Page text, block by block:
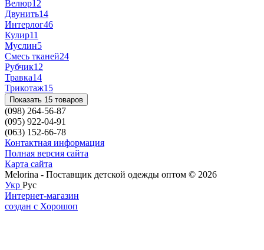
Велюр12
Двунить14
Интерлог46
Кулир11
Муслин5
Смесь тканей24
Рубчик12
Травка14
Трикотаж15
Показать 15 товаров
(098) 264-56-87
(095) 922-04-91
(063) 152-66-78
Контактная информация
Полная версия сайта
Карта сайта
Melorina - Поставщик детской одежды оптом © 2026
Укр Рус
Интернет-магазин
создан с Хорошоп